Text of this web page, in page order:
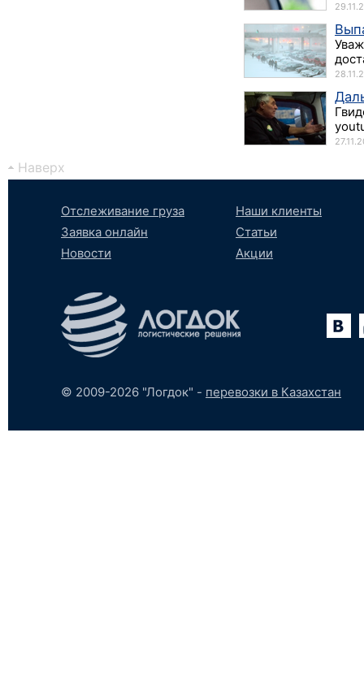
Наверх
Отслеживание груза
Заявка онлайн
Новости
Наши клиенты
Статьи
Акции
ВконтактеYouTubetumblr
SoundCloud
© 2009-2026 "Логдок" - перевозки в Казахстан